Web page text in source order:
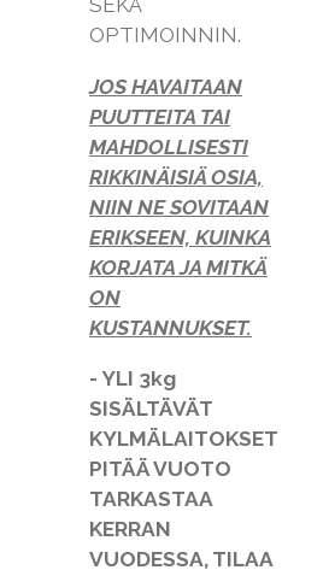
SEKÄ
OPTIMOINNIN.
JOS HAVAITAAN
PUUTTEITA TAI
MAHDOLLISESTI
RIKKINÄISIÄ OSIA,
NIIN NE SOVITAAN
ERIKSEEN, KUINKA
KORJATA JA MITKÄ
ON
KUSTANNUKSET.
- YLI 3kg
SISÄLTÄVÄT
KYLMÄLAITOKSET
PITÄÄ VUOTO
TARKASTAA
KERRAN
VUODESSA, TILAA